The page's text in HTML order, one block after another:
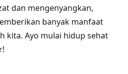
dan mengenyangkan,
banyak manfaat
kita. Ayo mulai hidup sehat